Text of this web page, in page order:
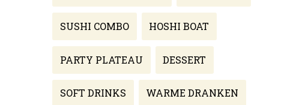
SUSHI COMBO HOSHI BOAT
PARTY PLATEAU DESSERT
SOFT DRINKS WARME DRANKEN